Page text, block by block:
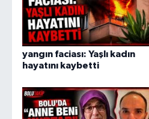
yangın faciası: Yaşlı kadın
hayatını kaybetti